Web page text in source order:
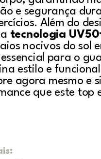
e segurança
Além do
tecnologia
nocivos do sol
para o
estilo e
agora mesmo e
que este top